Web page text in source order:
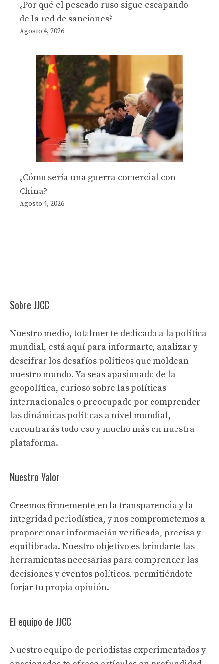
¿Por qué el pescado ruso sigue escapando
de la red de sanciones?
Agosto 4, 2026
¿Cómo sería una guerra comercial con
China?
Agosto 4, 2026
Sobre JJCC
Nuestro medio, totalmente dedicado a la política
mundial, está aquí para informarte, analizar y
descifrar los desafíos políticos que moldean
nuestro mundo. Ya seas apasionado de la
geopolítica, curioso sobre las políticas
internacionales o preocupado por comprender
las dinámicas políticas a nivel mundial,
encontrarás todo eso y mucho más en nuestra
plataforma.
Nuestro Valor
Creemos firmemente en la transparencia y la
integridad periodística, y nos comprometemos a
proporcionar información verificada, precisa y
equilibrada. Nuestro objetivo es brindarte las
herramientas necesarias para comprender las
decisiones y eventos políticos, permitiéndote
forjar tu propia opinión.
El equipo de JJCC
Nuestro equipo de periodistas experimentados y